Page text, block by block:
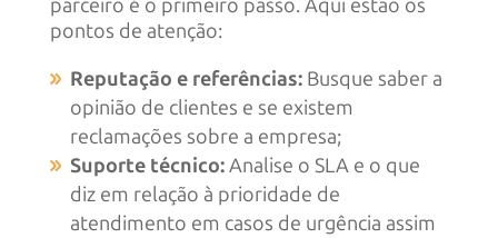
parceiro é o primeiro passo. Aqui estão os
pontos de atenção:
Reputação e referências:Busque saber a
opinião de clientes e se existem
reclamações sobre a empresa;
Suporte técnico:Analise o SLA e o que
diz em relação à prioridade de
atendimento em casos de urgência assim